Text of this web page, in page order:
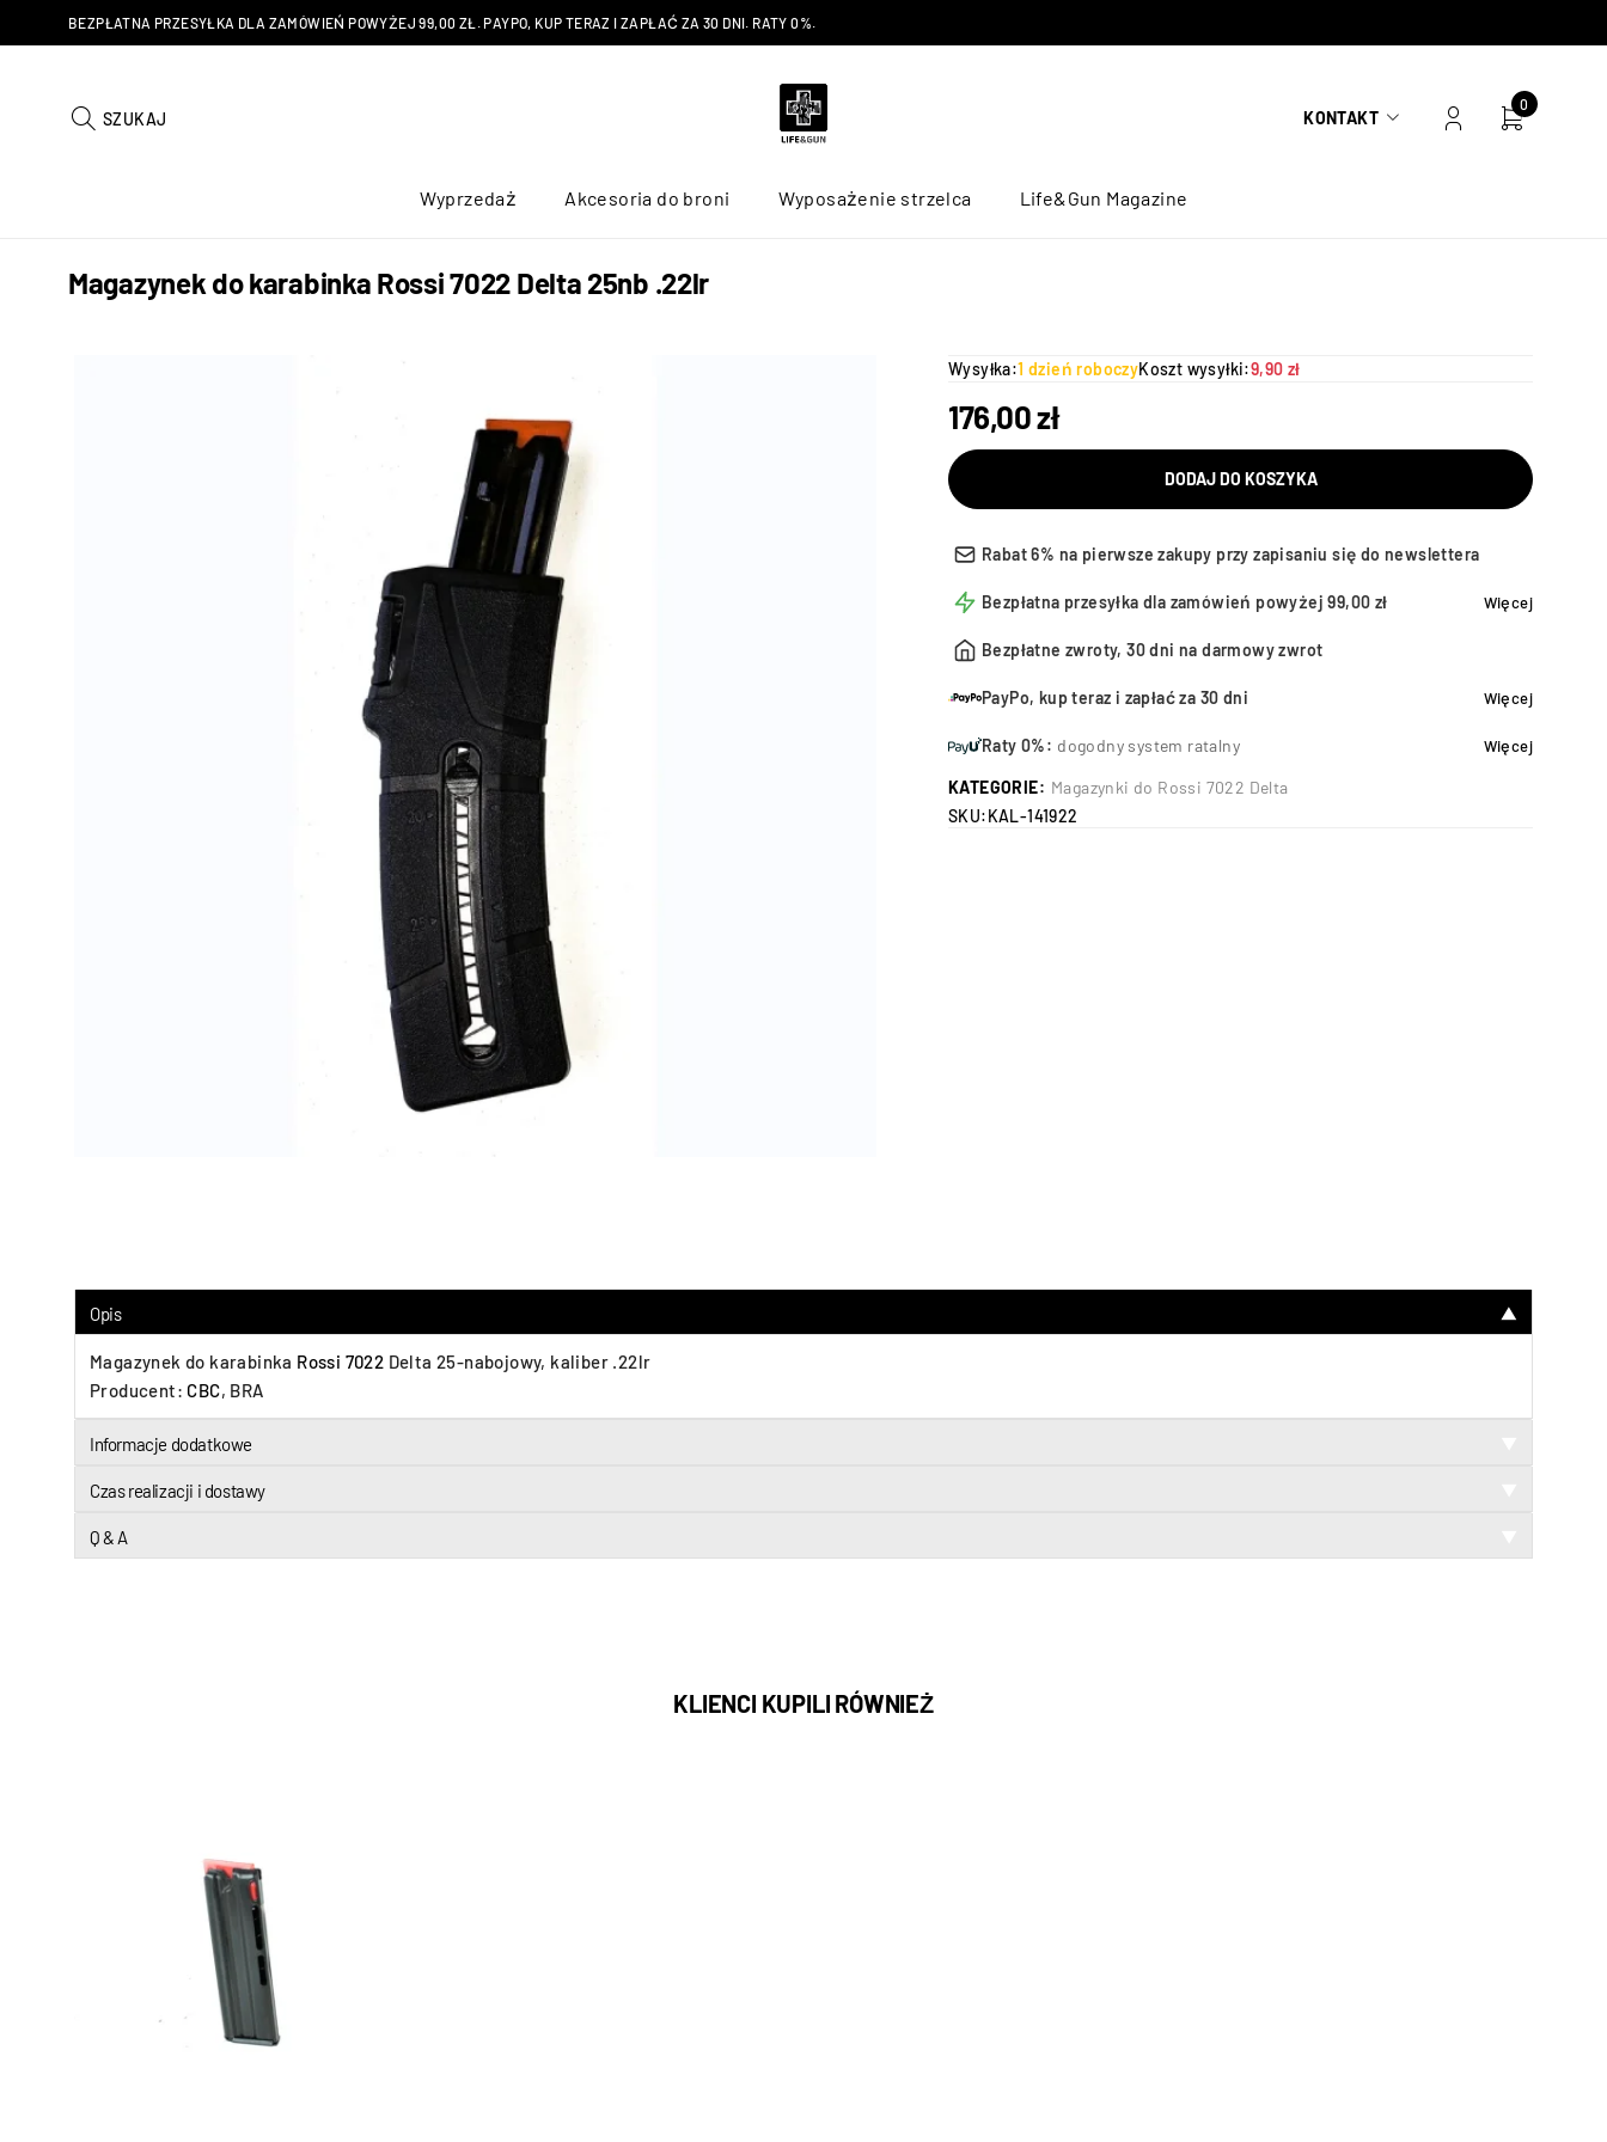
BEZPŁATNA PRZESYŁKA DLA ZAMÓWIEŃ POWYŻEJ 99,00 ZŁ. PAYPO, KUP TERAZ I ZAPŁAĆ ZA 30 DNI. RATY 0%.
SZUKAJ KONTAKT
0
Wyprzedaż Akcesoria do broni Wyposażenie strzelca Life&Gun Magazine
Magazynek do karabinka Rossi 7022 Delta 25nb .22lr
Wysyłka:1 dzień roboczyKoszt wysyłki:9,90 zł
176,00zł
DODAJ DO KOSZYKA
Rabat 6% na pierwsze zakupy przy zapisaniu się do newslettera
Bezpłatna przesyłka dla zamówień powyżej 99,00 zł Więcej
Bezpłatne zwroty, 30 dni na darmowy zwrot
PayPo, kup teraz i zapłać za 30 dni Więcej
Raty 0%: dogodny system ratalny Więcej
KATEGORIE: Magazynki do Rossi 7022 Delta
SKU:KAL-141922
Opis ▼
Magazynek do karabinka Rossi 7022 Delta 25-nabojowy, kaliber .22lr
Producent: CBC, BRA
Informacje dodatkowe
Czas realizacji i dostawy
Q & A
KLIENCI KUPILI RÓWNIEŻ